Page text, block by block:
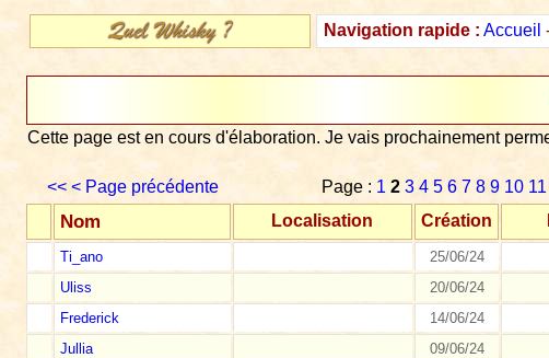
Navigation rapide : Accueil
Cette page est en cours d'élaboration. Je vais prochainement
<< < Page précédente Page : 1 2 3 4 5 6 7 8 9 10 11
Nom Localisation Création
Ti_ano 25/06/24
Uliss
20/06/24
Frederick
14/06/24
Jullia
09/06/24